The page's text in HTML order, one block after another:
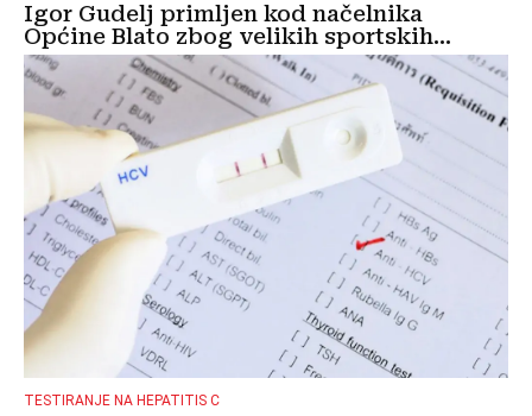
Igor Gudelj primljen kod načelnika
Općine Blato zbog velikih sportskih...
TESTIRANJE NA HEPATITIS C